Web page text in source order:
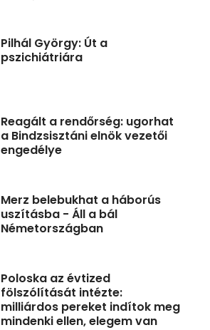
Pilhál György: Út a
pszichiátriára
Reagált a rendőrség: ugorhat
a Bindzsisztáni elnök vezetői
engedélye
Merz belebukhat a háborús
uszításba - Áll a bál
Németországban
Poloska az évtized
fölszólítását intézte:
milliárdos pereket indítok meg
mindenki ellen, elegem van